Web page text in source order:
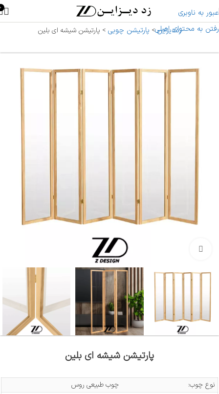
عبور به ناوبری
رفتن به محتوای اصلی
0
زددیزاین> پارتیشن چوبی > پارتیشن شیشه ای بلین
پارتیشن شیشه ای بلین
نوع چوب:
چوب طبیعی روس